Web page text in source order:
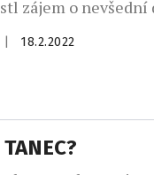
zájem o
hodin či
dýmky.
18.2.2022